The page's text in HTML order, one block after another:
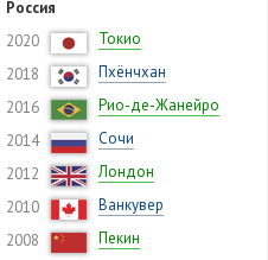
Россия
2020
Токио
2018
Пхёнчхан
2016
Рио-де-Жанейро
2014
Сочи
2012
Лондон
2010
Ванкувер
2008
Пекин